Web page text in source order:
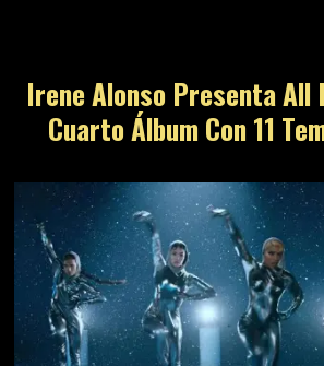
Irene Alonso Presenta All
Cuarto Álbum Con 11